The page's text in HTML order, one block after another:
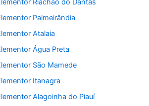
Riachão do Dantas
Palmeirândia
Atalaia
Água Preta
São Mamede
Itanagra
Alagoinha do Piauí